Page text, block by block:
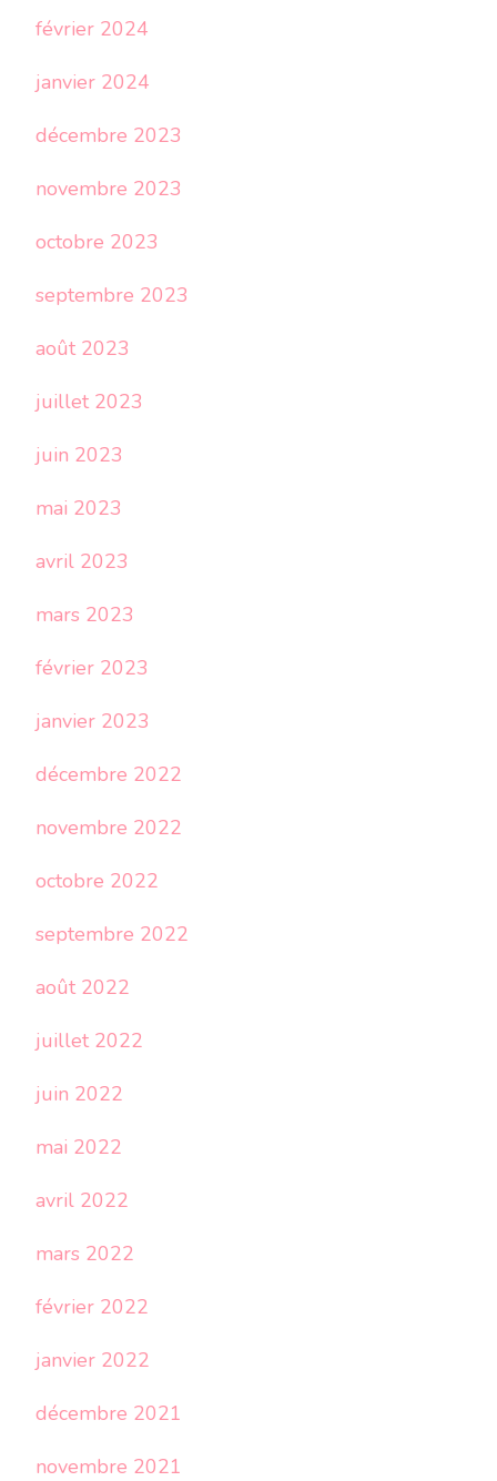
février 2024
janvier 2024
décembre 2023
novembre 2023
octobre 2023
septembre 2023
août 2023
juillet 2023
juin 2023
mai 2023
avril 2023
mars 2023
février 2023
janvier 2023
décembre 2022
novembre 2022
octobre 2022
septembre 2022
août 2022
juillet 2022
juin 2022
mai 2022
avril 2022
mars 2022
février 2022
janvier 2022
décembre 2021
novembre 2021